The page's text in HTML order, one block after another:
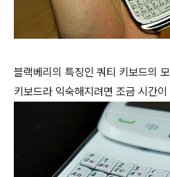
블랙베리의 특징인 쿼티 키보드의
키보드라 익숙해지려면 조금 시간